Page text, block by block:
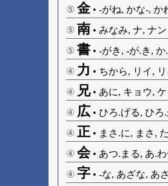
⑤ 金• -がね, かな-, か
⑤ 南 • みなみ, ナ, ナン
⑤ 書 • -がき, -が.き, か
④ 力 • ちから, リイ,
④ 兄• あに, キョウ, ケ
④ 広 • ひろ.げる, ひろ
④ 正 • まさ.に, まさ,
④ 会• あつ.まる, あ.
④ 字 • -な, あざな, あ